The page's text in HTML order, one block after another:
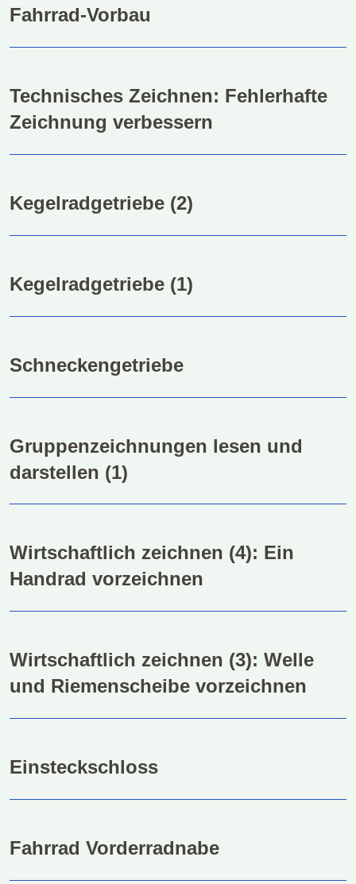
Fahrrad-Vorbau
Technisches Zeichnen: Fehlerhafte
Zeichnung verbessern
Kegelradgetriebe (2)
Kegelradgetriebe (1)
Schneckengetriebe
Gruppenzeichnungen lesen und
darstellen (1)
Wirtschaftlich zeichnen (4): Ein
Handrad vorzeichnen
Wirtschaftlich zeichnen (3): Welle
und Riemenscheibe vorzeichnen
Einsteckschloss
Fahrrad Vorderradnabe